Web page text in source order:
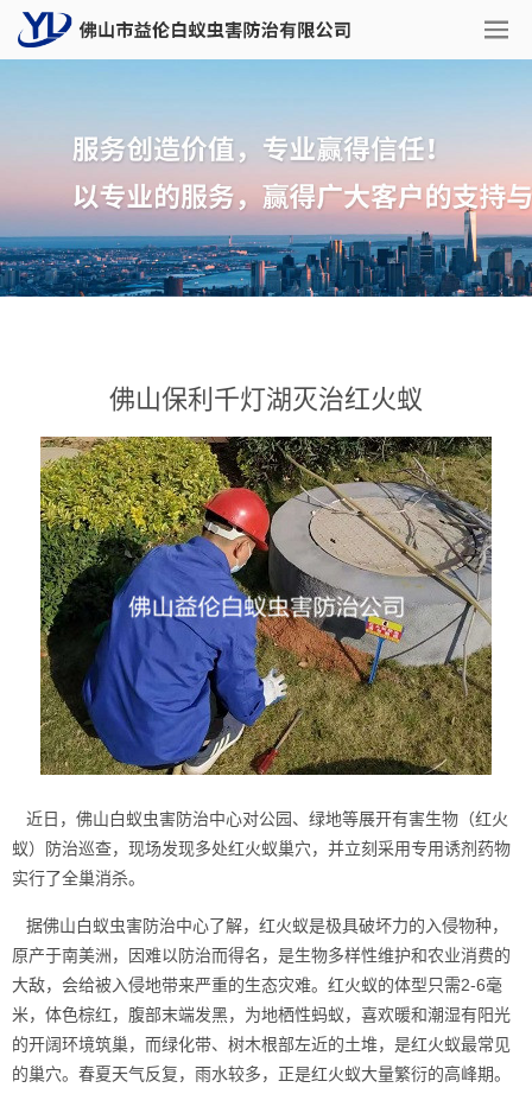
佛山保利千灯湖灭治红火蚁
近日，佛山白蚁虫害防治中心对公园、绿地等展开有害生物（红火
蚁）防治巡查，现场发现多处红火蚁巢穴，并立刻采用专用诱剂药物
实行了全巢消杀。
据佛山白蚁虫害防治中心了解，红火蚁是极具破坏力的入侵物种，
原产于南美洲，因难以防治而得名，是生物多样性维护和农业消费的
大敌，会给被入侵地带来严重的生态灾难。红火蚁的体型只需2-6毫
米，体色棕红，腹部末端发黑，为地栖性蚂蚁，喜欢暖和潮湿有阳光
的开阔环境筑巢，而绿化带、树木根部左近的土堆，是红火蚁最常见
的巢穴。春夏天气反复，雨水较多，正是红火蚁大量繁衍的高峰期。